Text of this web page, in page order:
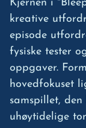
Kjernen i
kreative
episode
fysiske tester
oppgaver.
hovedfokuset
samspillet,
uhøytidelige